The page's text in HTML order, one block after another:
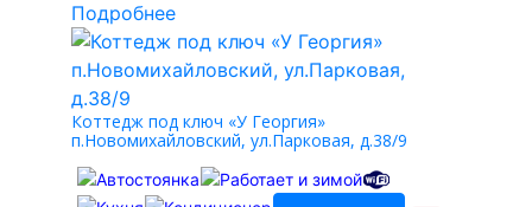
Подробнее
Коттедж под ключ «У Георгия»
п.Новомихайловский, ул.Парковая, д.38/9